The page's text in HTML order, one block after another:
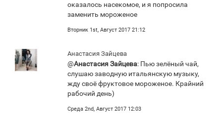
оказалось насекомое, и я попросила
заменить мороженое
Вторник 1st, Август 2017 21:12
Анастасия Зайцева
@Анастасия Зайцева: Пью зелёный чай,
слушаю заводную итальянскую музыку,
жду своё фруктовое мороженое. Крайний
рабочий день)
Среда 2nd, Август 2017 12:03